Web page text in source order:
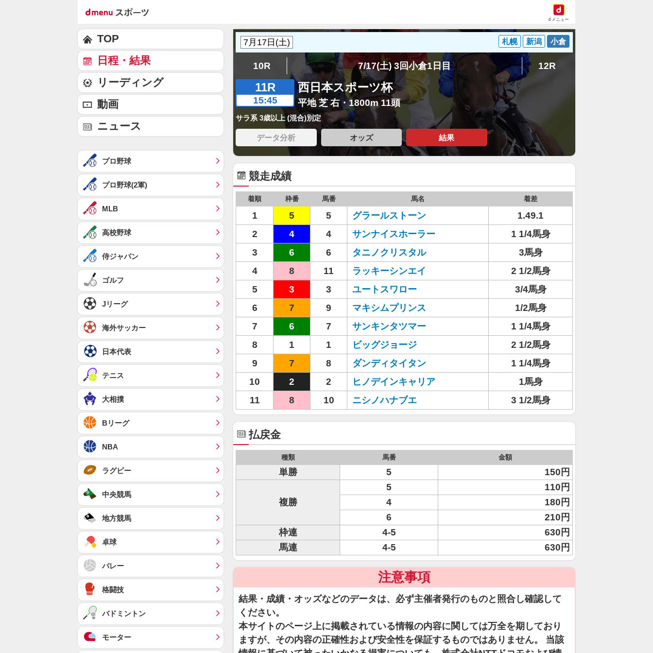
dメニュー
札幌 新潟 小倉
10R 7/17(土) 3回小倉1日目 12R
11R
15:45
西日本スポーツ杯
平地 芝 右・1800m 11頭
サラ系 3歳以上 (混合)別定
データ分析 オッズ 結果
競走成績
着順 枠番 馬番 馬名 着差
1 5 5 グラールストーン
1.49.1
2
4 4 サンナイスホーラー
1 1/4馬身
3
6 6 タニノクリスタル
3馬身
4
8 11 ラッキーシンエイ
2 1/2馬身
5
3 3 ユートスワロー
3/4馬身
6
7 9 マキシムプリンス
1/2馬身
7
6 7 サンキンタツマー
1 1/4馬身
8
1 1 ビッグジョージ
2 1/2馬身
9
7 8 ダンディタイタン
1 1/4馬身
10
2 2 ヒノデインキャリア
1馬身
11
8 10 ニシノハナブエ 3 1/2馬身
払戻金
種類 馬番 金額
単勝 5 150円
複勝
5
110円
4
180円
6
210円
枠連
4-5
630円
馬連
4-5 630円
注意事項
結果・成績・オッズなどのデータは、必ず主催者発行のものと照合し確認して
ください。
本サイトのページ上に掲載されている情報の内容に関しては万全を期しており
ますが、その内容の正確性および安全性を保証するものではありません。 当該
TOP
日程・結果
リーディング
動画
ニュース
プロ野球
プロ野球(2軍)
MLB
高校野球
侍ジャパン
ゴルフ
Jリーグ
海外サッカー
日本代表
テニス
大相撲
Bリーグ
NBA
ラグビー
中央競馬
地方競馬
卓球
バレー
格闘技
バドミントン
モーター